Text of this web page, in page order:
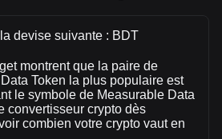
par MDT, avec une capitalisation
MDT. Le volume de trading de
a évolué de +2.57% (৳688,035.63
24 heures. Lors du dernier
de trading de MDT était de
devise suivante : BDT
montrent que la paire de
Token la plus populaire est
le symbole de Measurable Data
convertisseur crypto dès
combien votre crypto vaut en